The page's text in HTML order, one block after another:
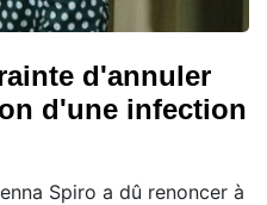
d'annuler
d'une infection
Spiro a dû renoncer à